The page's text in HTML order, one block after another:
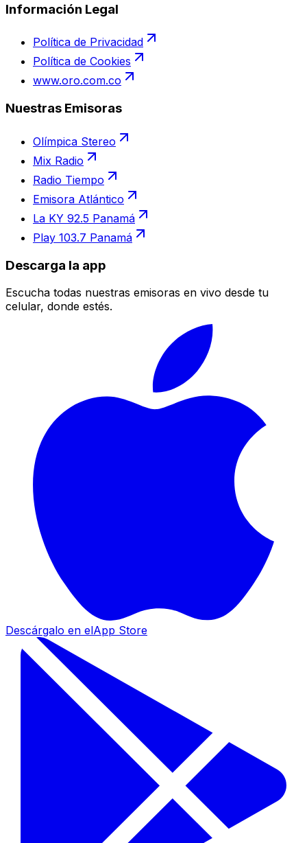
Información Legal
Política de Privacidad
Política de Cookies
www.oro.com.co
Nuestras Emisoras
Olímpica Stereo
Mix Radio
Radio Tiempo
Emisora Atlántico
La KY 92.5 Panamá
Play 103.7 Panamá
Descarga la app
Escucha todas nuestras emisoras en vivo desde tu
celular, donde estés.
Descárgalo en elApp Store